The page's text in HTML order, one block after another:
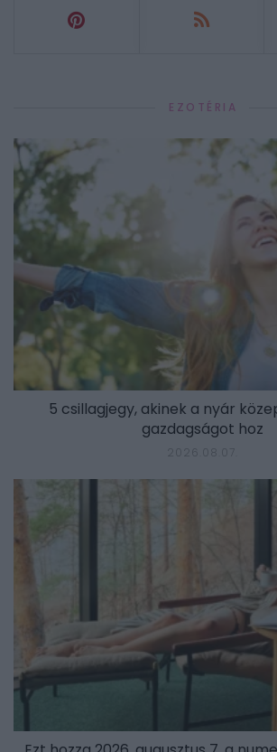
EZOTÉRIA
5 csillagjegy, akinek a nyár
gazdagságot hoz
2026.08.07.